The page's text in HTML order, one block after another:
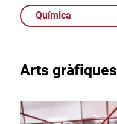
Química
Arts gràfiques